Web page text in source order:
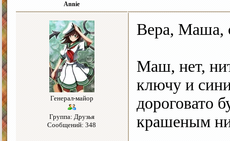
Annie
Генерал-майор
Группа: Друзья
Сообщений: 348
Вера, Маша,
Маш, нет,
ключу и
дороговато
крашеным